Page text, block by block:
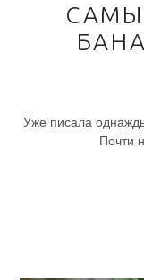
Уже писала
Почти